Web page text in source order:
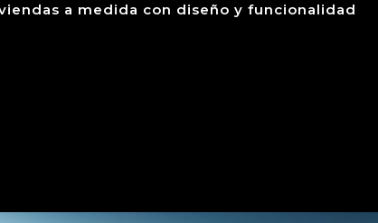
a medida con diseño y funcionalidad